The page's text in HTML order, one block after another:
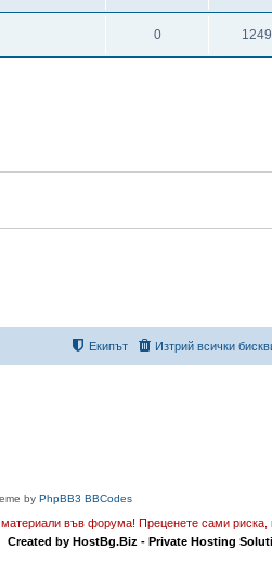
0
Изтрий всички
Екипът
by PhpBB3 BBCodes
материали във форума! Преценете сами риска,
Created by HostBg.Biz - Private Hosting